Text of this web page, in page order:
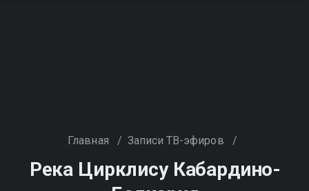
Главная / Записи ТВ-эфиров /
Река Цирклису Кабардино-